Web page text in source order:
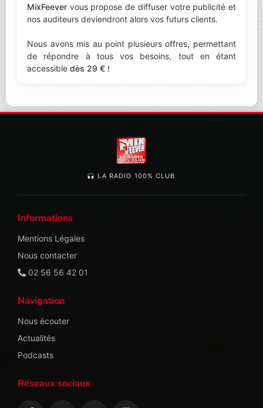
MixFeever vous propose de diffuser votre publicité et
nos auditeurs deviendront alors vos futurs clients.
Nous avons mis au point plusieurs offres, permettant
de répondre à tous vos besoins, tout en étant
accessible dès 29 € !
LA RADIO 100% CLUB
Informations
Mentions Légales
Nous contacter
02 56 56 42 01
Navigation
Nous écouter
Actualités
Podcasts
Réseaux sociaux